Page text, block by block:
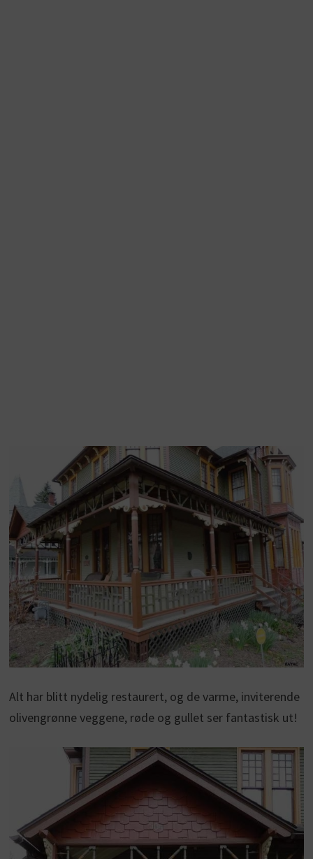
Alt har blitt nydelig restaurert, og de varme, inviterende
olivengrønne veggene, røde og gullet ser fantastisk ut!